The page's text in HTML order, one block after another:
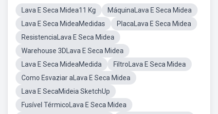
Lava E Seca Midea11 Kg
MáquinaLava E Seca Midea
Lava E Seca MideaMedidas
PlacaLava E Seca Midea
ResistenciaLava E Seca Midea
Warehouse 3DLava E Seca Midea
Lava E Seca MideaMedida
FiltroLava E Seca Midea
Como Esvaziar aLava E Seca Midea
Lava E SecaMideia SketchUp
Fusível TérmicoLava E Seca Midea